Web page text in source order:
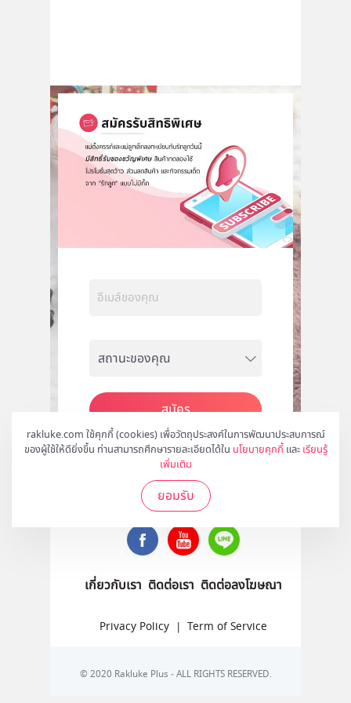
rakluke.com ใช้คุกกี้ (cookies) เพื่อวัตถุประสงค์ในการพัฒนาประสบการณ์
ของผู้ใช้ให้ดียิ่งขึ้น ท่านสามารถศึกษารายละเอียดได้ใน นโยบายคุกกี้ และ เรียนรู้
เพิ่มเติม
ยอมรับ
สมัคร
ติดตามเราได้ที่
เกี่ยวกับเรา ติดต่อเรา ติดต่อลงโฆษณา
Privacy Policy | Term of Service
© 2020 Rakluke Plus - ALL RIGHTS RESERVED.